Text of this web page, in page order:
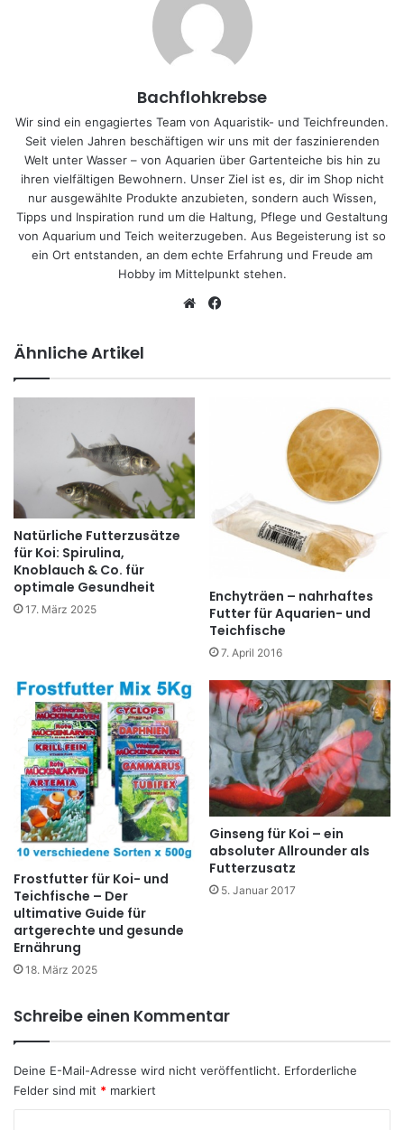
Bachflohkrebse
Wir sind ein engagiertes Team von Aquaristik- und Teichfreunden.
Seit vielen Jahren beschäftigen wir uns mit der faszinierenden
Welt unter Wasser – von Aquarien über Gartenteiche bis hin zu
ihren vielfältigen Bewohnern. Unser Ziel ist es, dir im Shop nicht
nur ausgewählte Produkte anzubieten, sondern auch Wissen,
Tipps und Inspiration rund um die Haltung, Pflege und Gestaltung
von Aquarium und Teich weiterzugeben. Aus Begeisterung ist so
ein Ort entstanden, an dem echte Erfahrung und Freude am
Hobby im Mittelpunkt stehen.
We
Ähnliche Artikel
Natürliche Futterzusätze
für Koi: Spirulina,
Knoblauch & Co. für
optimale Gesundheit
17. März 2025
Enchyträen – nahrhaftes
Futter für Aquarien- und
Teichfische
7. April 2016
Frostfutter für Koi- und
Teichfische – Der
ultimative Guide für
artgerechte und gesunde
Ernährung
18. März 2025
Ginseng für Koi – ein
absoluter Allrounder als
Futterzusatz
5. Januar 2017
Schreibe einen Kommentar
Deine E-Mail-Adresse wird nicht veröffentlicht. Erforderliche
Felder sind mit * markiert